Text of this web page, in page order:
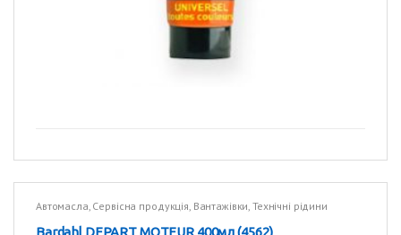
Автомасла, Сервісна продукція, Вантажівки,Технічні рідини
Bardahl DEPART MOTEUR 400мл (4562)